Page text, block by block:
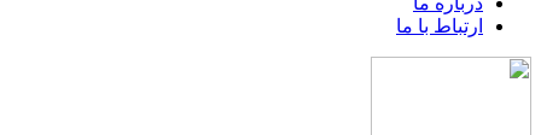
ارتباط با ما